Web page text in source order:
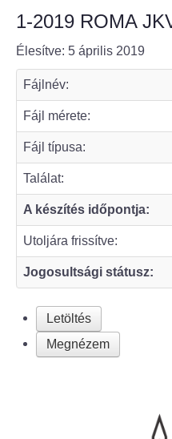
Polgármesteri
Bölcske település
Bölcske történelme
Mi újság Bölcskén?
Értéktár bizottság
Turizmus
Látnivalók
Egyházak, civilek
1-2019 ROMA
Élesítve: 5 április 2019
Fájlnév:
Fájl mérete:
Fájl típusa:
Találat:
A készítés időpontja:
Utoljára frissítve:
Jogosultsági státusz:
Letöltés
Megnézem